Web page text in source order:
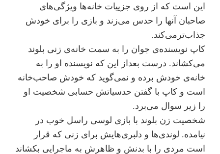
این است که از روی جزییات خانه‌ها ویژگی‌های
صاحبان آنها را حدس می‌زند و بازی را برای خودش
جذاب‌ترمی‌کند.
کاپ نویسنده‌ی جوان را به سمت خانه‌ی زنی بلوند
می‌کشاند. درست بعداز این که نویسنده او را به
خانه‌ی خودش برده و نمی‌گوید که خودش صاحب‌خانه
است و کاپ با گفتن حدسیاتش حسابی شخصیت او
را زیر سوال می‌برد.
شخصیت زن بلوند با بازی لوسی راسل خوب در
نیامده. لوندی‌ها و دلبری‌هایش برای زنی که قرار
است مردی را با بدنش و ظاهرش به ماجرایی بکشاند